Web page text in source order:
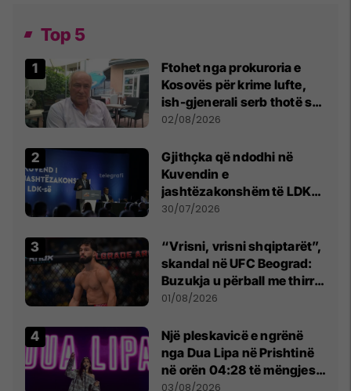
Top 5
Ftohet nga prokuroria e
Kosovës për krime lufte,
ish-gjenerali serb thotë se
dikush e tradhtoi në
02/08/2026
Gjithçka që ndodhi në
Kuvendin e
jashtëzakonshëm të LDK-
së
30/07/2026
“Vrisni, vrisni shqiptarët”,
skandal në UFC Beograd:
Buzukja u përball me thirrje
anti-shqiptare nga
01/08/2026
Një pleskavicë e ngrënë
nga Dua Lipa në Prishtinë
në orën 04:28 të mëngjesit
- dhe bota digjitale serbe
03/08/2026